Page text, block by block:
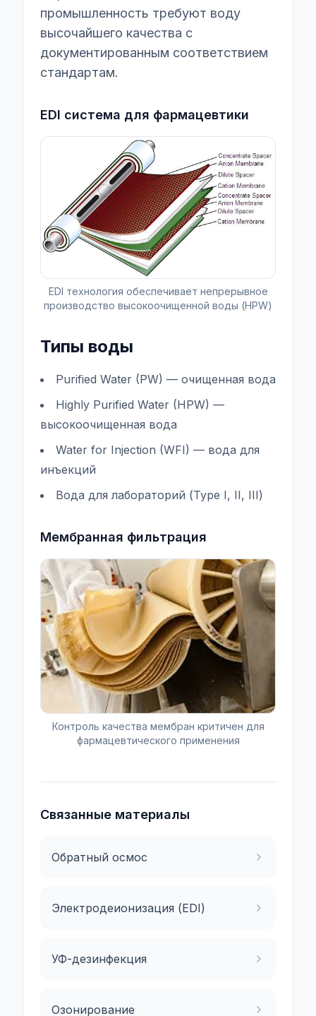
промышленность требуют воду
высочайшего качества с
документированным соответствием
стандартам.
EDI система для фармацевтики
EDI технология обеспечивает непрерывное
производство высокоочищенной воды (HPW)
Типы воды
Purified Water (PW) — очищенная вода
Highly Purified Water (HPW) —
высокоочищенная вода
Water for Injection (WFI) — вода для
инъекций
Вода для лабораторий (Type I, II, III)
Мембранная фильтрация
Контроль качества мембран критичен для
фармацевтического применения
Связанные материалы
Обратный осмос
Электродеионизация (EDI)
УФ-дезинфекция
Озонирование